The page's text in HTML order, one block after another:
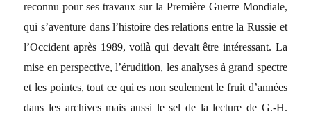
reconnu pour ses travaux sur la Première Guerre Mondiale,
qui s’aventure dans l’histoire des relations entre la Russie et
l’Occident après 1989, voilà qui devait être intéressant. La
mise en perspective, l’érudition, les analyses à grand spectre
et les pointes, tout ce qui es non seulement le fruit d’années
dans les archives mais aussi le sel de la lecture de G.-H.